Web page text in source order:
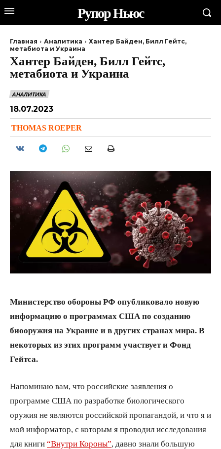
Рупор Ньюс
Главная Аналитика
Хантер Байден, Билл Гейтс,
метабиота и Украина
Хантер Байден, Билл Гейтс,
метабиота и Украина
АНАЛИТИКА
18.07.2023
THOMAS ROEPER
Министерство обороны РФ опубликовало новую
информацию о программах США по созданию
биооружия на Украине и в других странах мира. В
некоторых из этих программ участвует и Фонд
Гейтса.
Напоминаю вам, что российские заявления о
программе США по разработке биологического
оружия не являются российской пропагандой, и что я и
мой информатор, с которым я проводил исследования
для книги “Внутри Короны”, давно знали большую